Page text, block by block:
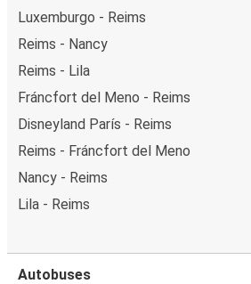
Luxemburgo - Reims
Reims - Nancy
Reims - Lila
Fráncfort del Meno - Reims
Disneyland París - Reims
Reims - Fráncfort del Meno
Nancy - Reims
Lila - Reims
Autobuses